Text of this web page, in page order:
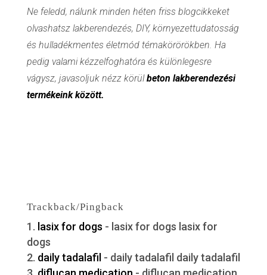
Ne feledd, nálunk minden héten friss blogcikkeket
olvashatsz lakberendezés, DIY, környezettudatosság
és hulladékmentes életmód témakörörökben. Ha
pedig valami kézzelfoghatóra és különlegesre
vágysz, javasoljuk nézz körülbeton lakberendezési
termékeink között.
Trackback/Pingback
lasix for dogs - lasix for dogs lasix for
dogs
daily tadalafil- daily tadalafil daily tadalafil